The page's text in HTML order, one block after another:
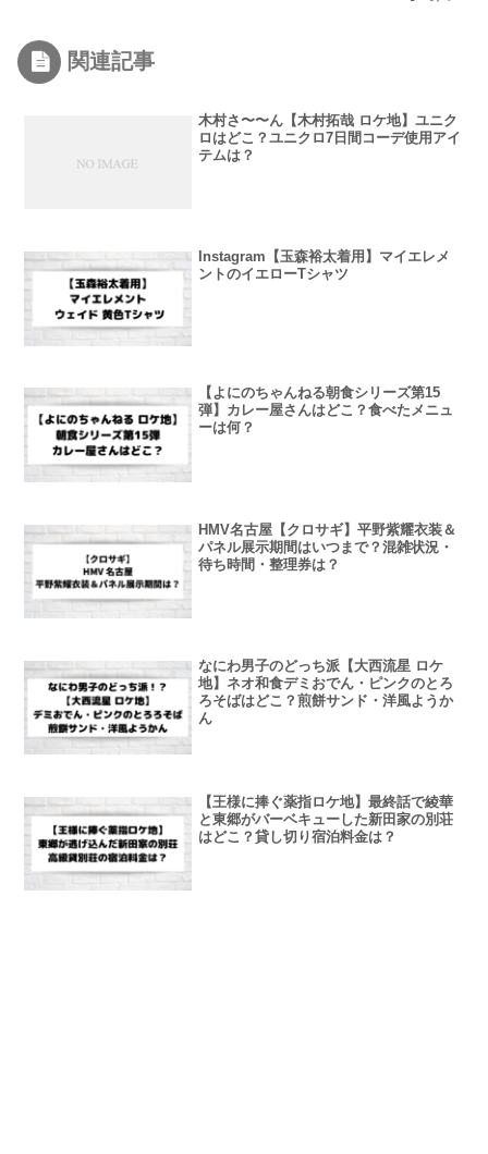
関連記事
木村さ〜〜ん【木村拓哉 ロケ地】ユニク
ロはどこ？ユニクロ7日間コーデ使用アイ
テムは？
Instagram【玉森裕太着用】マイエレメ
ントのイエローTシャツ
【よにのちゃんねる朝食シリーズ第15
弾】カレー屋さんはどこ？食べたメニュ
ーは何？
HMV名古屋【クロサギ】平野紫耀衣装＆
パネル展示期間はいつまで？混雑状況・
待ち時間・整理券は？
なにわ男子のどっち派【大西流星 ロケ
地】ネオ和食デミおでん・ピンクのとろ
ろそばはどこ？煎餅サンド・洋風ようか
ん
【王様に捧ぐ薬指ロケ地】最終話で綾華
と東郷がバーベキューした新田家の別荘
はどこ？貸し切り宿泊料金は？